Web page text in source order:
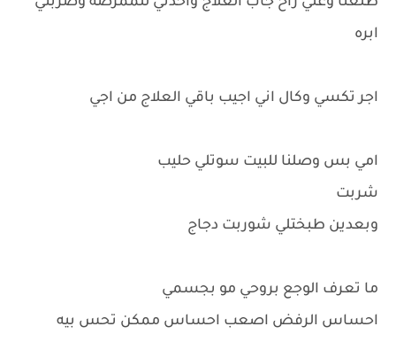
ابره
اجر تكسي وكال اني اجيب باقي العلاج من اجي
امي بس وصلنا للبيت سوتلي حليب
شربت
وبعدين طبختلي شوربت دجاج
ما تعرف الوجع بروحي مو بجسمي
احساس الرفض اصعب احساس ممكن تحس بيه